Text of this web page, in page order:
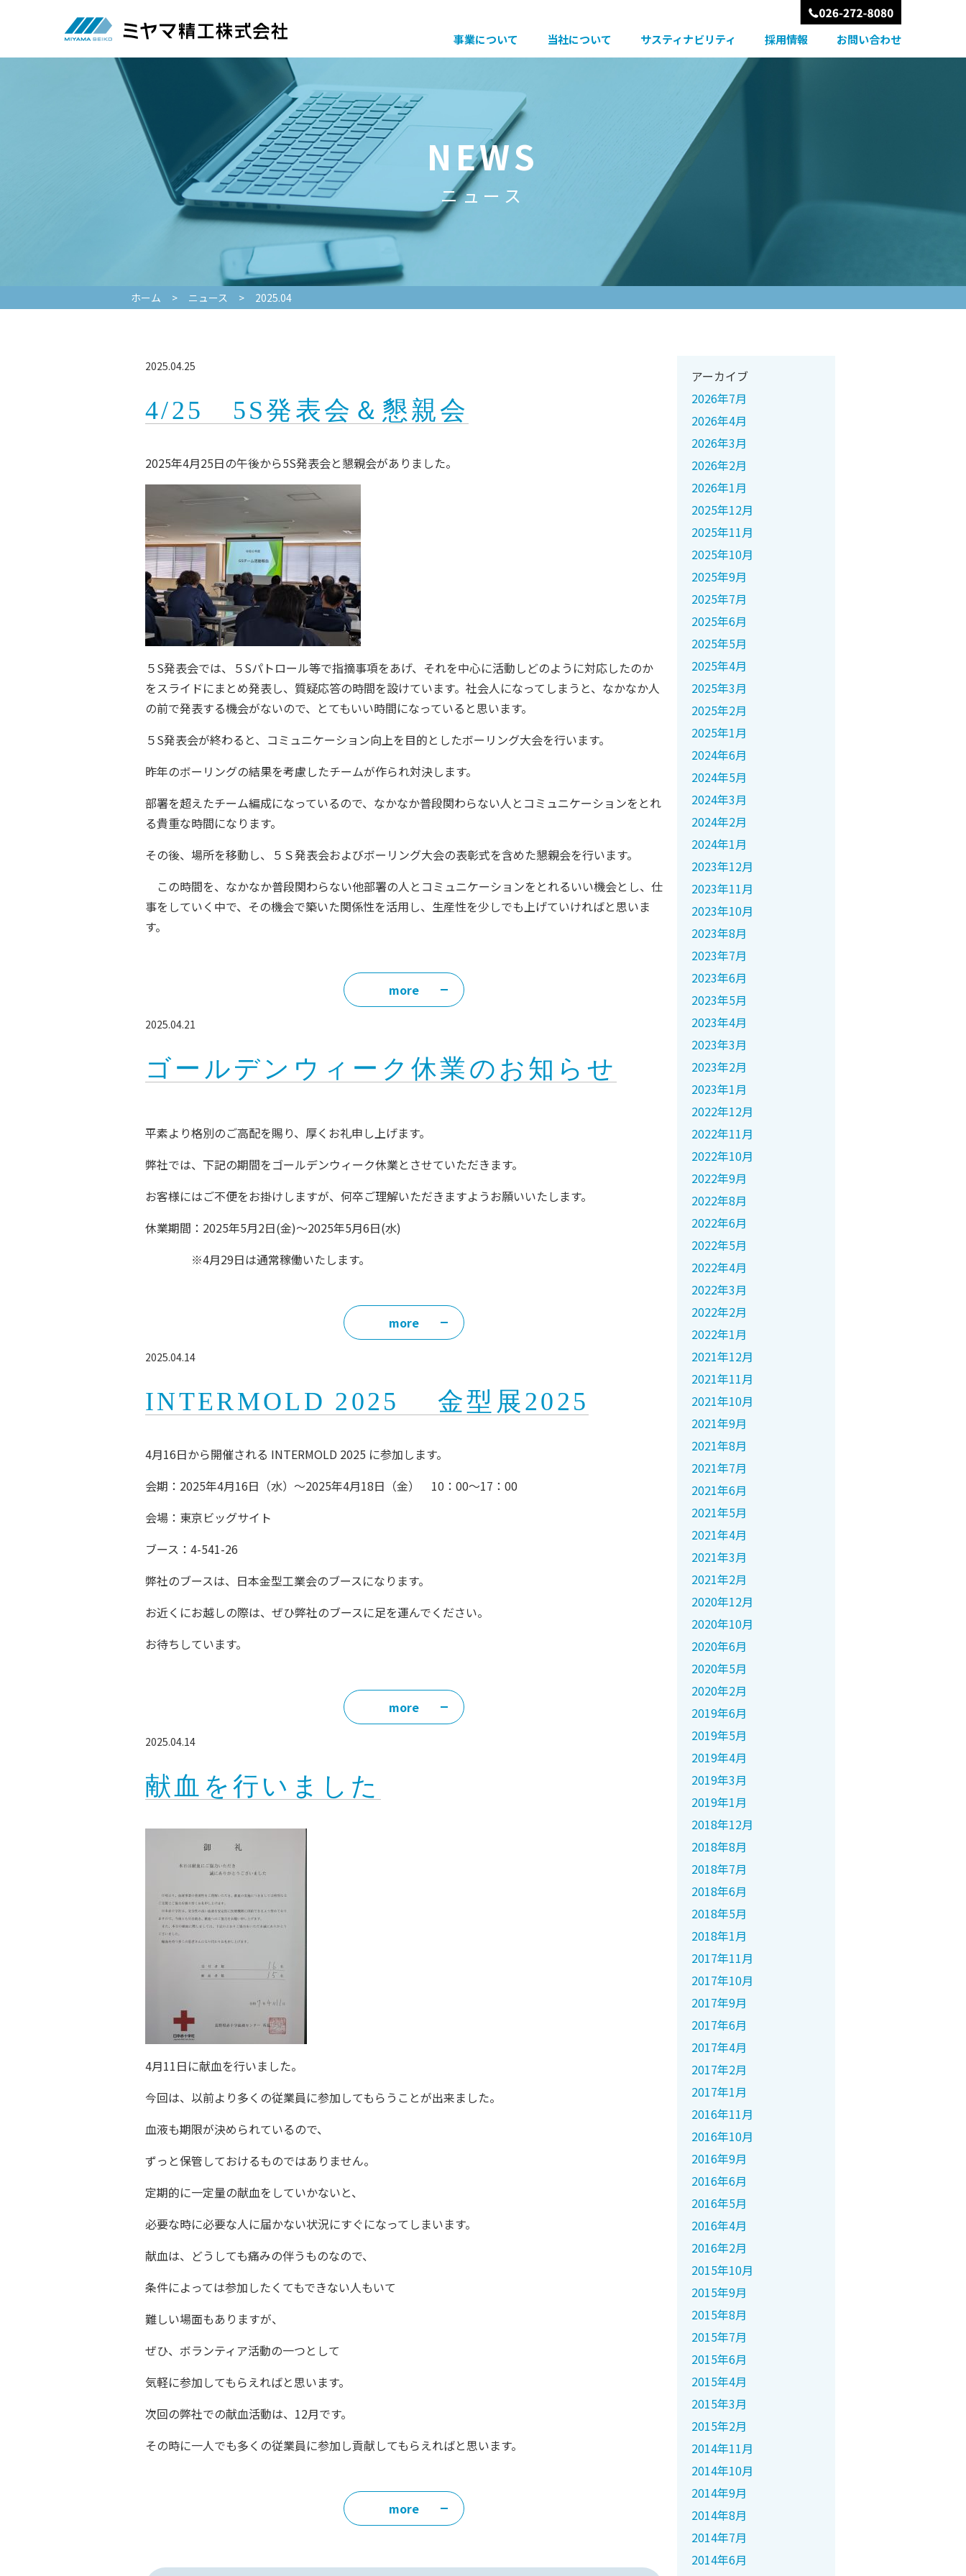
事業について 当社について サスティナビリティ 採用情報 お問い合わせ
NEWS
ニュース
ホーム > ニュース > 2025.04
2025.04.25
4/25 5S発表会＆懇親会
2025年4月25日の午後から5S発表会と懇親会がありました。
５S発表会では、５Sパトロール等で指摘事項をあげ、それを中心に活動しどのように対応したのか
をスライドにまとめ発表し、質疑応答の時間を設けています。社会人になってしまうと、なかなか人
の前で発表する機会がないので、とてもいい時間になっていると思います。
５S発表会が終わると、コミュニケーション向上を目的としたボーリング大会を行います。
昨年のボーリングの結果を考慮したチームが作られ対決します。
部署を超えたチーム編成になっているので、なかなか普段関わらない人とコミュニケーションをとれ
る貴重な時間になります。
その後、場所を移動し、５Ｓ発表会およびボーリング大会の表彰式を含めた懇親会を行います。
この時間を、なかなか普段関わらない他部署の人とコミュニケーションをとれるいい機会とし、仕
事をしていく中で、その機会で築いた関係性を活用し、生産性を少しでも上げていければと思いま
す。
more
2025.04.21
ゴールデンウィーク休業のお知らせ
平素より格別のご高配を賜り、厚くお礼申し上げます。
弊社では、下記の期間をゴールデンウィーク休業とさせていただきます。
お客様にはご不便をお掛けしますが、何卒ご理解いただきますようお願いいたします。
休業期間：2025年5月2日(金)～2025年5月6日(水)
※4月29日は通常稼働いたします。
more
2025.04.14
INTERMOLD 2025 金型展2025
4月16日から開催される INTERMOLD 2025 に参加します。
会期：2025年4月16日（水）～2025年4月18日（金） 10：00〜17：00
会場：東京ビッグサイト
ブース：4-541-26
弊社のブースは、日本金型工業会のブースになります。
お近くにお越しの際は、ぜひ弊社のブースに足を運んでください。
お待ちしています。
more
2025.04.14
献血を行いました
4月11日に献血を行いました。
今回は、以前より多くの従業員に参加してもらうことが出来ました。
血液も期限が決められているので、
ずっと保管しておけるものではありません。
定期的に一定量の献血をしていかないと、
必要な時に必要な人に届かない状況にすぐになってしまいます。
献血は、どうしても痛みの伴うものなので、
条件によっては参加したくてもできない人もいて
難しい場面もありますが、
ぜひ、ボランティア活動の一つとして
気軽に参加してもらえればと思います。
次回の弊社での献血活動は、12月です。
その時に一人でも多くの従業員に参加し貢献してもらえればと思います。
more
アーカイブ
2026年7月
2026年4月
2026年3月
2026年2月
2026年1月
2025年12月
2025年11月
2025年10月
2025年9月
2025年7月
2025年6月
2025年5月
2025年4月
2025年3月
2025年2月
2025年1月
2024年6月
2024年5月
2024年3月
2024年2月
2024年1月
2023年12月
2023年11月
2023年10月
2023年8月
2023年7月
2023年6月
2023年5月
2023年4月
2023年3月
2023年2月
2023年1月
2022年12月
2022年11月
2022年10月
2022年9月
2022年8月
2022年6月
2022年5月
2022年4月
2022年3月
2022年2月
2022年1月
2021年12月
2021年11月
2021年10月
2021年9月
2021年8月
2021年7月
2021年6月
2021年5月
2021年4月
2021年3月
2021年2月
2020年12月
2020年10月
2020年6月
2020年5月
2020年2月
2019年6月
2019年5月
2019年4月
2019年3月
2019年1月
2018年12月
2018年8月
2018年7月
2018年6月
2018年5月
2018年1月
2017年11月
2017年10月
2017年9月
2017年6月
2017年4月
2017年2月
2017年1月
2016年11月
2016年10月
2016年9月
2016年6月
2016年5月
2016年4月
2016年2月
2015年10月
2015年9月
2015年8月
2015年7月
2015年6月
2015年4月
2015年3月
2015年2月
2014年11月
2014年10月
2014年9月
2014年8月
2014年7月
2014年6月